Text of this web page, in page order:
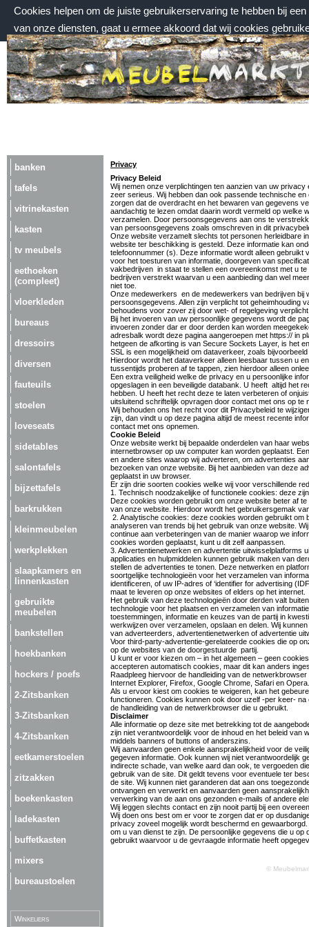
Cookies helpen om de juiste gebruikerservaring te hebben bij
van onze diensten, gaat u ermee akkoord dat wij cookies
zondag 9 augustus 2026, 17:50 uur
Welkom bij Meubelmarktplein.nl
banken
tafels
vitrinekasten
kasten
tv meubels
eethoeken
(compleet)
vloerkleden
bureaus
dressoirs
diversen
fauteuils
stoelen
loveseats
sidetables
salontafels
bijzettafels
barkrukken
kleinmeubelen
werkplekken
slaapkamers en
linnenkasten
gebruikte
meubelen
bankstellen
hoekbanken
hockers / poefs
2-Zitsbanken
3-Zitsbanken
4-Zitsbanken
eetkamerstoelen
zitzakken
boekenkasten
ladekasten
buffetkasten
mixers
bureaustoelen
Winkeliers
Privacy
Privacy Beleid
Wij nemen onze verplichtingen ten aanzien van uw
zeer serieus. Wij hebben dan ook passende technische
zorgen dat de overdracht en het bewaren van gegevens
aandachtig te lezen omdat daarin wordt vermeld op welke
verzamelen. Door persoonsgegevens aan ons te
van persoonsgegevens zoals omschreven in dit
Onze website verzamelt slechts tot personen herleidbare
website ter beschikking is gesteld. Deze informatie kan
telefoonnummer (s). Deze informatie wordt alleen gebruikt
voor het toesturen van informatie, doorgeven van
vakbedrijven in staat te stellen een overeenkomst met u
bedrijven verstrekt waarvan u een aanbieding dan wel
niet toe.
Onze medewerkers en de medewerkers van bedrijven bij
persoonsgegevens. Allen zijn verplicht tot geheimhouding
behoudens voor zover zij door wet- of regelgeving
Bij het invoeren van uw persoonlijke gegevens wordt de
invoeren zonder dar er door derden kan worden
adresbalk wordt deze pagina aangeroepen met https:// in
hetgeen de afkorting is van Secure Sockets Layer, is het
SSL is een mogelijkheid om dataverkeer, zoals
Hierdoor wordt het dataverkeer alleen leesbaar tussen u
tussentijds proberen af te tappen, zien hierdoor alleen
Een extra veiligheid welke de privacy en u persoonlijke
opgeslagen in een beveiligde databank. U heeft altijd het
hebben. U heeft het recht deze te laten verbeteren of
uitsluitend schriftelijk opvragen door contact met ons op te
Wij behouden ons het recht voor dit Privacybeleid te
zijn, dan vindt u op deze pagina altijd de meest recente
contact met ons opnemen.
Cookie Beleid
Onze website werkt bij bepaalde onderdelen van haar
internetbrowser op uw computer kan worden geplaatst.
en andere sites waarop wij adverteren, om advertenties
bezoeken van onze website. Bij het aanbieden van deze
geplaatst in uw browser.
Er zijn drie soorten cookies welke wij voor verschillende
1. Technisch noodzakelijke of functionele cookies: deze
Deze cookies worden gebruikt om onze website beter af
van onze website. Hierdoor wordt het gebruikersgemak
2. Analytische cookies: deze cookies worden gebruikt
analyseren van trends bij het gebruik van onze website.
continue aan verbeteringen van de manier waarop we
cookies worden geplaatst, kunt u dit zelf aanpassen.
3. Advertentienetwerken en advertentie uitwisselplatforms
applicaties en hulpmiddelen kunnen gebruik maken van
stellen de advertenties te tonen. Deze netwerken en
soortgelijke technologieën voor het verzamelen van
identificeren, of uw IP-adres of ‘identifier for advertising
maat te leveren op onze websites of elders op het internet.
Het gebruik van deze technologieën door derden valt
technologie voor het plaatsen en verzamelen van
toestemmingen, informatie en keuzes van de partij in
werkwijzen over verzamelen, opslaan en delen. Wij
van adverteerders, advertentienetwerken of advertentie
Voor third-party-advertentie-gerelateerde cookies die op
op de websites van de doorgestuurde partij.
U kunt er voor kiezen om – in het algemeen – geen
accepteren automatisch cookies, maar dit kan anders
Raadpleeg hiervoor de handleiding van de
Internet Explorer, Firefox, Google Chrome, Safari en Opera.
Als u ervoor kiest om cookies te weigeren, kan het
functioneren. Cookies kunnen ook door uzelf -per keer-
de handleiding van de netwerkbrowser die u gebruikt.
Disclaimer
Alle informatie op deze site met betrekking tot de
zijn niet verantwoordelijk voor de inhoud en het beleid
middels banners of buttons of anderszins.
Wij aanvaarden geen enkele aansprakelijkheid voor de
gegeven informatie. Ook kunnen wij niet verantwoordelijk
indirecte schade, van welke aard dan ook, te vergoeden
gebruik van de site. Dit geldt tevens voor eventuele ter
de site. Wij kunnen niet garanderen dat aan ons
ontvangen en verwerkt en aanvaarden geen
verwerking van de aan ons gezonden e-mails of andere
Wij leggen slechts contact en zijn nooit partij bij een
Wij doen ons best om er voor te zorgen dat er op
privacy zoveel mogelijk wordt beschermd en
om u van dienst te zijn. De persoonlijke gegevens die u
gebruikt waarvoor u de gevraagde informatie heeft
©